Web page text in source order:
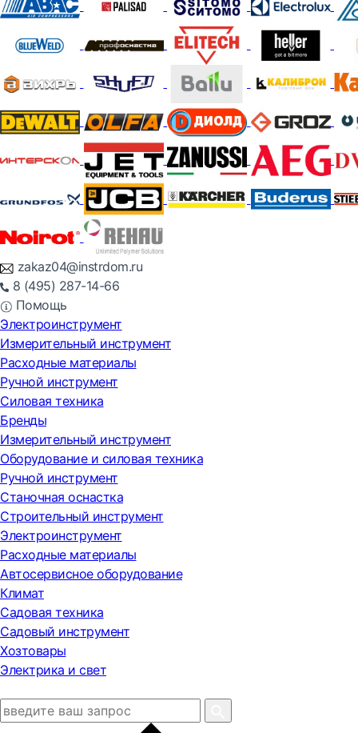
zakaz04@instrdom.ru
8 (495) 287-14-66
Помощь
Электроинструмент
Измерительный инструмент
Расходные материалы
Ручной инструмент
Силовая техника
Бренды
Измерительный инструмент
Оборудование и силовая техника
Ручной инструмент
Станочная оснастка
Строительный инструмент
Электроинструмент
Расходные материалы
Автосервисное оборудование
Климат
Садовая техника
Садовый инструмент
Хозтовары
Электрика и свет